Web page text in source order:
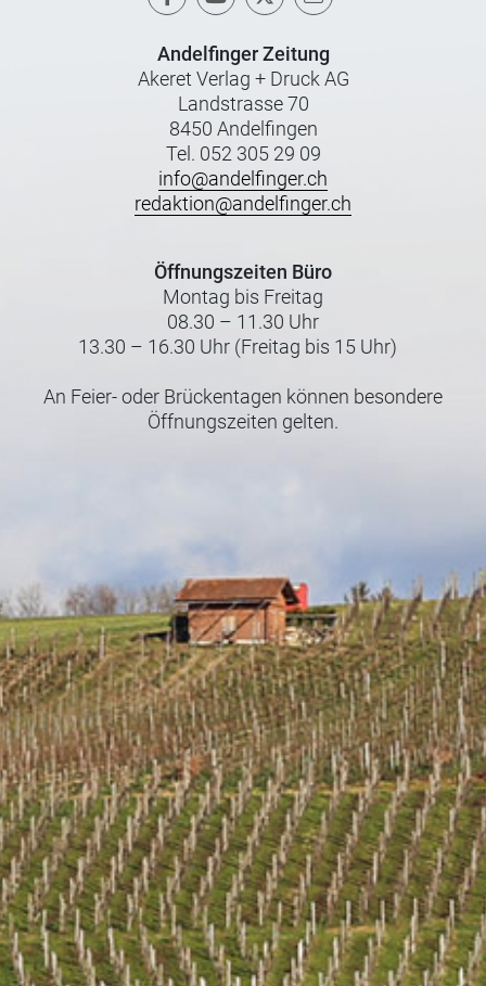
Andelfinger Zeitung
Akeret Verlag + Druck AG
Landstrasse 70
8450 Andelfingen
Tel. 052 305 29 09
info@andelfinger.ch
redaktion@andelfinger.ch
Öffnungszeiten Büro
Montag bis Freitag
08.30 – 11.30 Uhr
13.30 – 16.30 Uhr (Freitag bis 15 Uhr)
An Feier- oder Brückentagen können besondere
Öffnungszeiten gelten.